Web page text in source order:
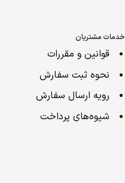
خدمات مشتریان
قوانین و مقررات
نحوه ثبت سفارش
رویه ارسال سفارش
شیوه‌های پرداخت